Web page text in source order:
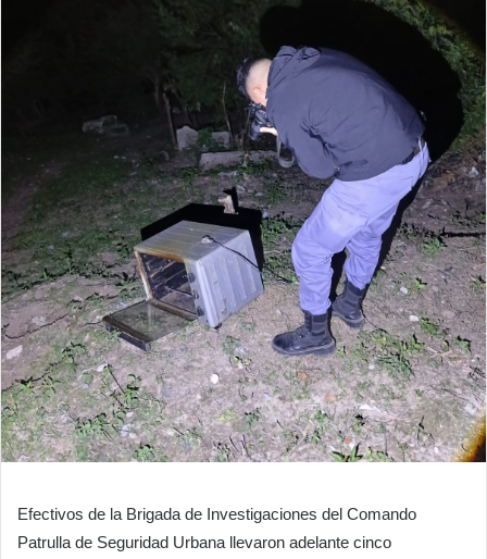
Efectivos de la Brigada de Investigaciones del Comando
Patrulla de Seguridad Urbana llevaron adelante cinco